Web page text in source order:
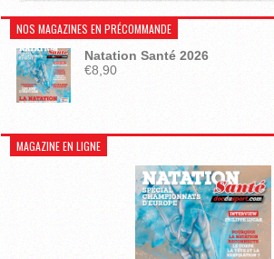
NOS MAGAZINES EN PRÉCOMMANDE
Natation Santé 2026
€8,90
MAGAZINE EN LIGNE